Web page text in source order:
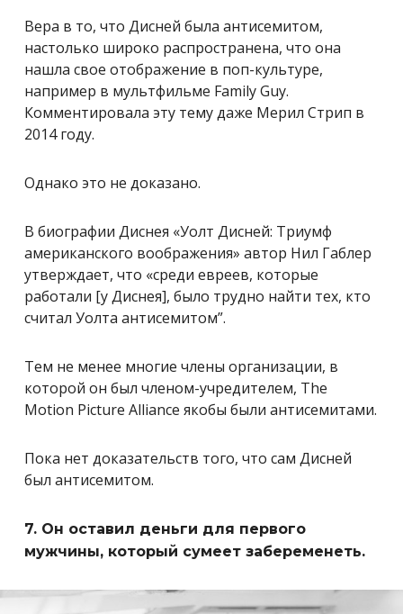
Вера в то, что Дисней была антисемитом,
настолько широко распространена, что она
нашла свое отображение в поп-культуре,
например в мультфильме Family Guy.
Комментировала эту тему даже Мерил Стрип в
2014 году.
Однако это не доказано.
В биографии Диснея «Уолт Дисней: Триумф
американского воображения» автор Нил Габлер
утверждает, что «среди евреев, которые
работали [у Диснея], было трудно найти тех, кто
считал Уолта антисемитом”.
Тем не менее многие члены организации, в
которой он был членом-учредителем, The
Motion Picture Alliance якобы были антисемитами.
Пока нет доказательств того, что сам Дисней
был антисемитом.
7. Он оставил деньги для первого
мужчины, который сумеет забеременеть.